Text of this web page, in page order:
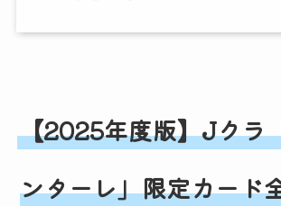
【2025年度版】Jクラ
ンターレ」限定カード